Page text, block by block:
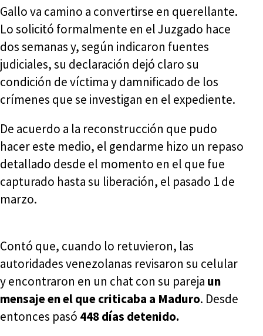
Gallo va camino a convertirse en querellante.
Lo solicitó formalmente en el Juzgado hace
dos semanas y, según indicaron fuentes
judiciales, su declaración dejó claro su
condición de víctima y damnificado de los
crímenes que se investigan en el expediente.
De acuerdo a la reconstrucción que pudo
hacer este medio, el gendarme hizo un repaso
detallado desde el momento en el que fue
capturado hasta su liberación, el pasado 1 de
marzo.
Contó que, cuando lo retuvieron, las
autoridades venezolanas revisaron su celular
y encontraron en un chat con su pareja un
mensaje en el que criticaba a Maduro. Desde
entonces pasó 448 días detenido.